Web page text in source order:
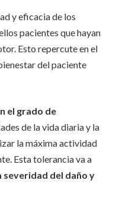
y eficacia de los
pacientes que hayan
Esto repercute en el
del paciente
el grado de
de la vida diaria y la
la máxima actividad
Esta tolerancia va a
severidad del daño y